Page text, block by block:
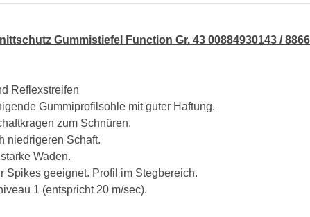
Gummistiefel Function Gr. 43 00884930143 /
Reflexstreifen
Gummiprofilsohle mit guter Haftung.
zum Schnüren.
niedrigeren Schaft.
Waden.
Spikes geeignet. Profil im Stegbereich.
1 (entspricht 20 m/sec).